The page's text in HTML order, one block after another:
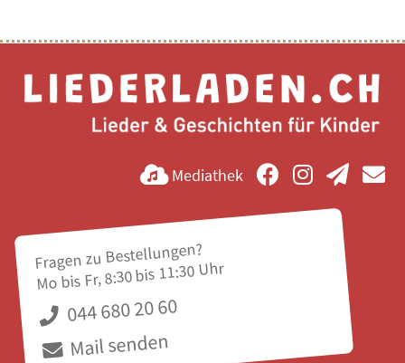
Mediathek
Fragen zu Bestellungen?
Mo bis Fr, 8:30 bis 11:30 Uhr
044 680 20 60
Mail senden